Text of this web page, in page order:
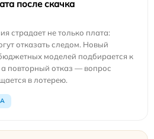
после скачка
страдает не только плата:
отказать следом. Новый
моделей подбирается к
а повторный отказ — вопрос
в лотерею.